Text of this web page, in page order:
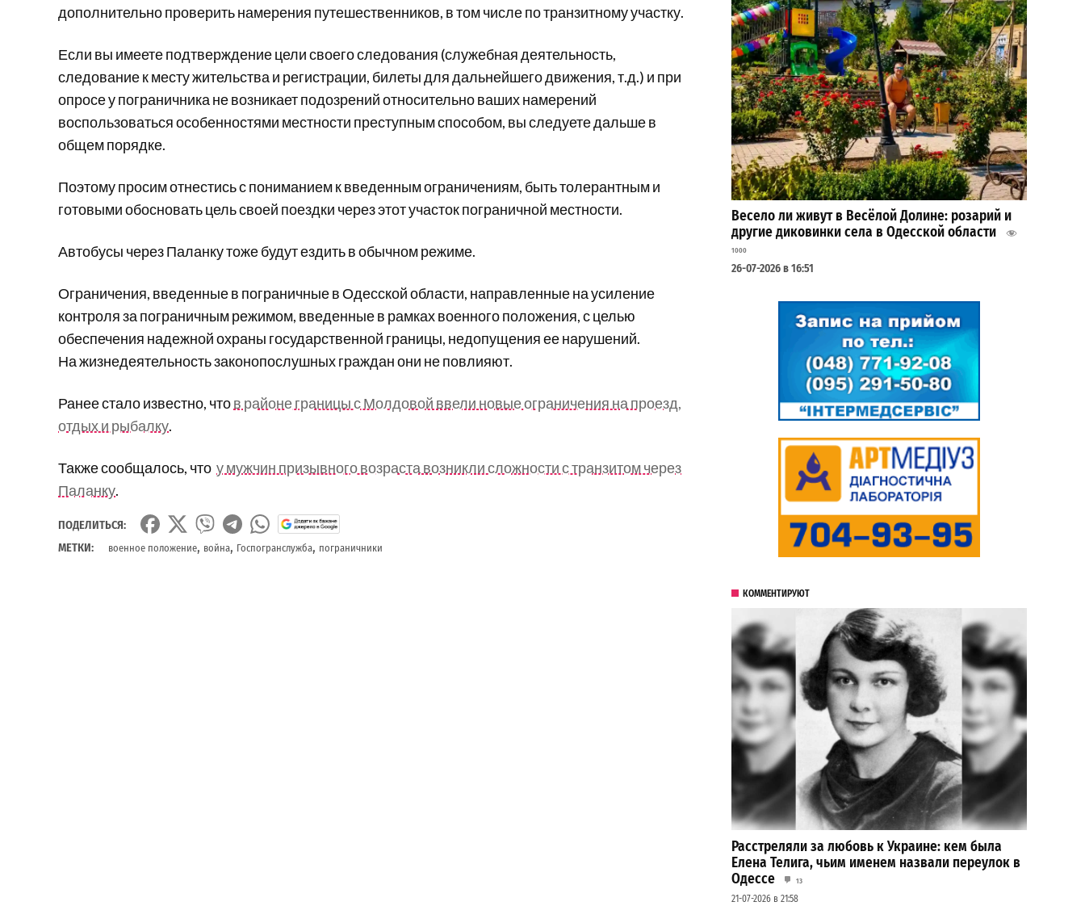
дополнительно проверить намерения путешественников, в том числе по транзитному участку.
Если вы имеете подтверждение цели своего следования (служебная деятельность,
следование к месту жительства и регистрации, билеты для дальнейшего движения, т.д.) и при
опросе у пограничника не возникает подозрений относительно ваших намерений
воспользоваться особенностями местности преступным способом, вы следуете дальше в
общем порядке.
Поэтому просим отнестись с пониманием к введенным ограничениям, быть толерантным и
готовыми обосновать цель своей поездки через этот участок пограничной местности.
Автобусы через Паланку тоже будут ездить в обычном режиме.
Ограничения, введенные в пограничные в Одесской области, направленные на усиление
контроля за пограничным режимом, введенные в рамках военного положения, с целью
обеспечения надежной охраны государственной границы, недопущения ее нарушений.
На жизнедеятельность законопослушных граждан они не повлияют.
Ранее стало известно, чтов районе границы с Молдовой ввели новые ограничения на проезд,
отдых и рыбалку.
Также сообщалось, что у мужчин призывного возраста возникли сложности с транзитом через
Паланку.
ПОДЕЛИТЬСЯ:
МЕТКИ:
военное положение, война, Госпогранслужба, пограничники
Весело ли живут в Весёлой Долине: розарий и
другие диковинки села в Одесской области
1000
26-07-2026 в 16:51
КОММЕНТИРУЮТ
Расстреляли за любовь к Украине: кем была
Елена Телига, чьим именем назвали переулок в
Одессе
13
21-07-2026 в 21:58